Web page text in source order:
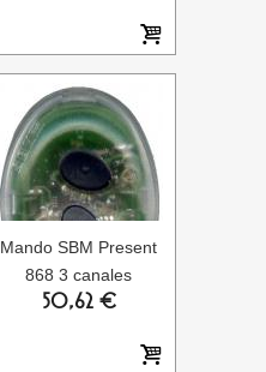
Mando SBM Present
868 3 canales
50,62 €